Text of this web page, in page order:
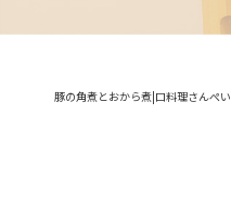
豚の角煮とおから煮|口料理さんぺい